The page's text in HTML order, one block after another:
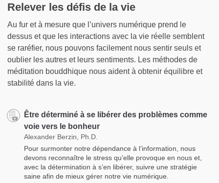
Relever les défis de la vie
Au fur et à mesure que l’univers numérique prend le
dessus et que les interactions avec la vie réelle semblent
se raréfier, nous pouvons facilement nous sentir seuls et
oublier les autres et leurs sentiments. Les méthodes de
méditation bouddhique nous aident à obtenir équilibre et
stabilité dans la vie.
Être déterminé à se libérer des problèmes comme
voie vers le bonheur
Alexander Berzin, Ph.D.
Pour surmonter notre dépendance à l’information, nous
devons reconnaître le stress qu’elle provoque en nous et,
avec la détermination à s’en libérer, suivre une stratégie
saine afin de mieux gérer notre vie numérique.